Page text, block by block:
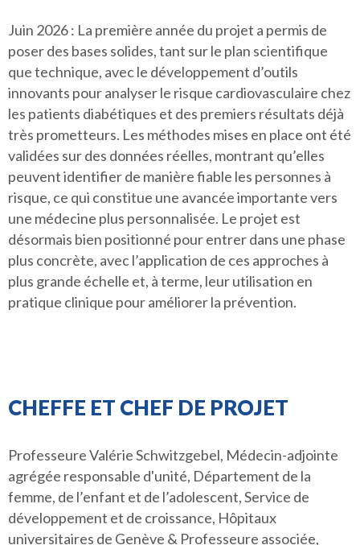
Juin 2026 : La première année du projet a permis de
poser des bases solides, tant sur le plan scientifique
que technique, avec le développement d’outils
innovants pour analyser le risque cardiovasculaire chez
les patients diabétiques et des premiers résultats déjà
très prometteurs. Les méthodes mises en place ont été
validées sur des données réelles, montrant qu’elles
peuvent identifier de manière fiable les personnes à
risque, ce qui constitue une avancée importante vers
une médecine plus personnalisée. Le projet est
désormais bien positionné pour entrer dans une phase
plus concrète, avec l’application de ces approches à
plus grande échelle et, à terme, leur utilisation en
pratique clinique pour améliorer la prévention.
CHEFFE ET CHEF DE PROJET
Professeure Valérie Schwitzgebel, Médecin-adjointe
agrégée responsable d'unité, Département de la
femme, de l’enfant et de l’adolescent, Service de
développement et de croissance, Hôpitaux
universitaires de Genève & Professeure associée,